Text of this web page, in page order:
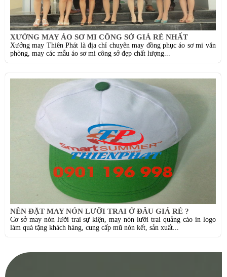
XƯỞNG MAY ÁO SƠ MI CÔNG SỞ GIÁ RẺ NHẤT
Xưởng may Thiên Phát là địa chỉ chuyên may đồng phục áo sơ mi văn
phòng, may các mẫu áo sơ mi công sở đẹp chất lượng...
NÊN ĐẶT MAY NÓN LƯỠI TRAI Ở ĐÂU GIÁ RẺ ?
Cơ sở may nón lưỡi trai sự kiện, may nón lưỡi trai quảng cáo in logo
làm quà tặng khách hàng, cung cấp mũ nón kết, sản xuất...